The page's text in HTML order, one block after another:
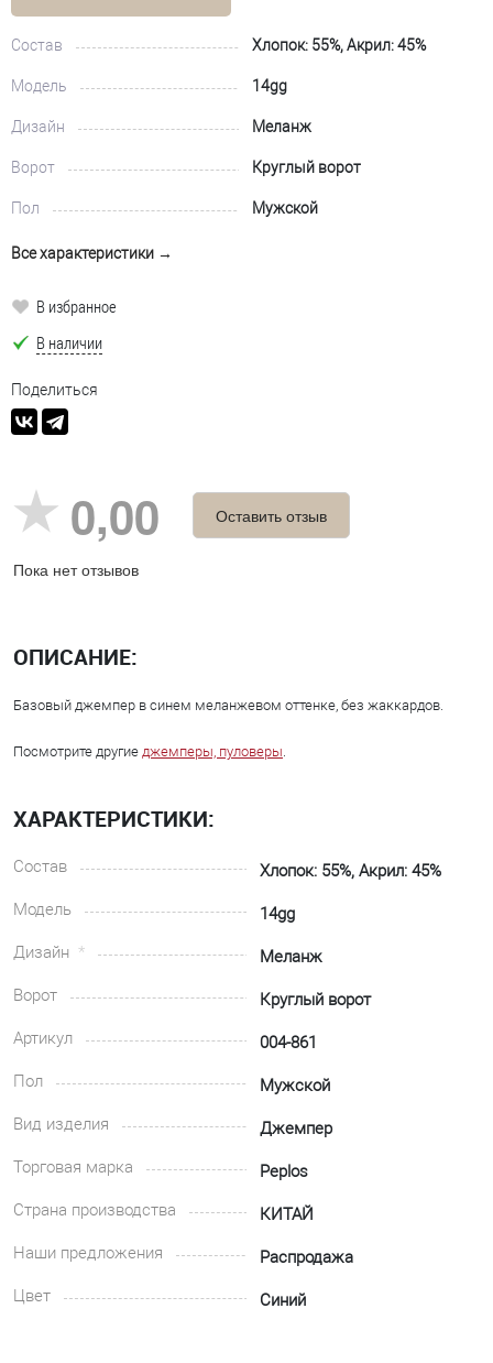
Состав Хлопок: 55%, Акрил: 45%
Модель 14gg
Дизайн Меланж
Ворот Круглый ворот
Пол Мужской
Все характеристики →
В избранное
В наличии
Поделиться
0,00
Пока нет отзывов
Оставить отзыв
ОПИСАНИЕ:
Базовый джемпер в синем меланжевом оттенке, без жаккардов.
Посмотрите другие джемперы, пуловеры.
ХАРАКТЕРИСТИКИ:
Состав
Хлопок: 55%, Акрил: 45%
Модель
14gg
Дизайн
Меланж
Ворот
Круглый ворот
Артикул
004-861
Пол
Мужской
Вид изделия
Джемпер
Торговая марка
Peplos
Страна производства
КИТАЙ
Наши предложения
Распродажа
Цвет
Синий